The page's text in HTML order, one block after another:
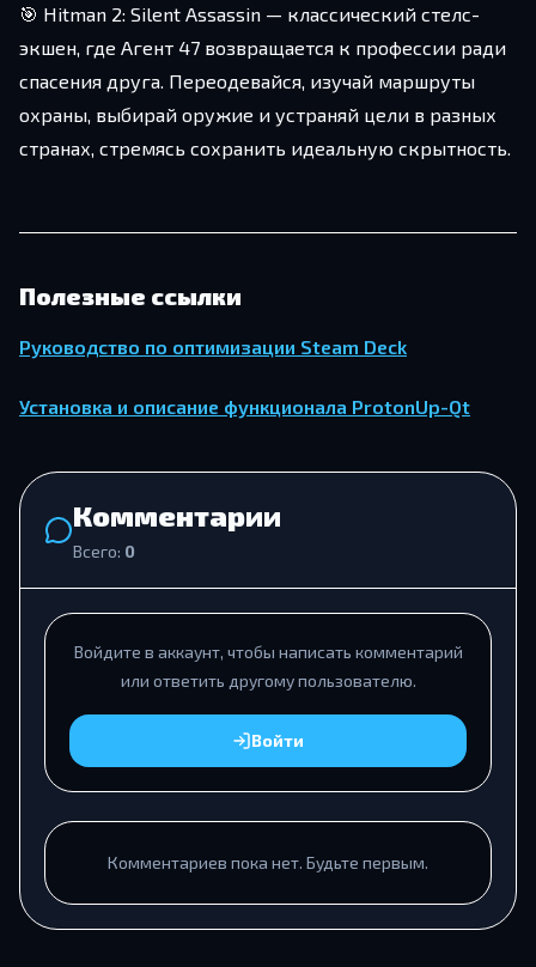
🎯 Hitman 2: Silent Assassin — классический стелс-
экшен, где Агент 47 возвращается к профессии ради
спасения друга. Переодевайся, изучай маршруты
охраны, выбирай оружие и устраняй цели в разных
странах, стремясь сохранить идеальную скрытность.
Полезные ссылки
Руководство по оптимизации Steam Deck
Установка и описание функционала ProtonUp-Qt
Комментарии
Всего: 0
Войдите в аккаунт, чтобы написать комментарий
или ответить другому пользователю.
Войти
Комментариев пока нет. Будьте первым.